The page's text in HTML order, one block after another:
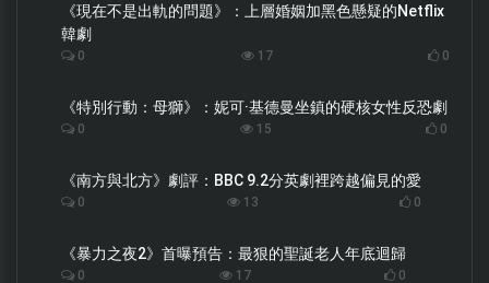
《現在不是出軌的問題》：上層婚姻加黑色懸疑的Netflix
韓劇
0 17 0
《特別行動：母獅》：妮可·基德曼坐鎮的硬核女性反恐劇
0 15 0
《南方與北方》劇評：BBC 9.2分英劇裡跨越偏見的愛
0 13 0
《暴力之夜2》首曝預告：最狠的聖誕老人年底迴歸
0 17 0